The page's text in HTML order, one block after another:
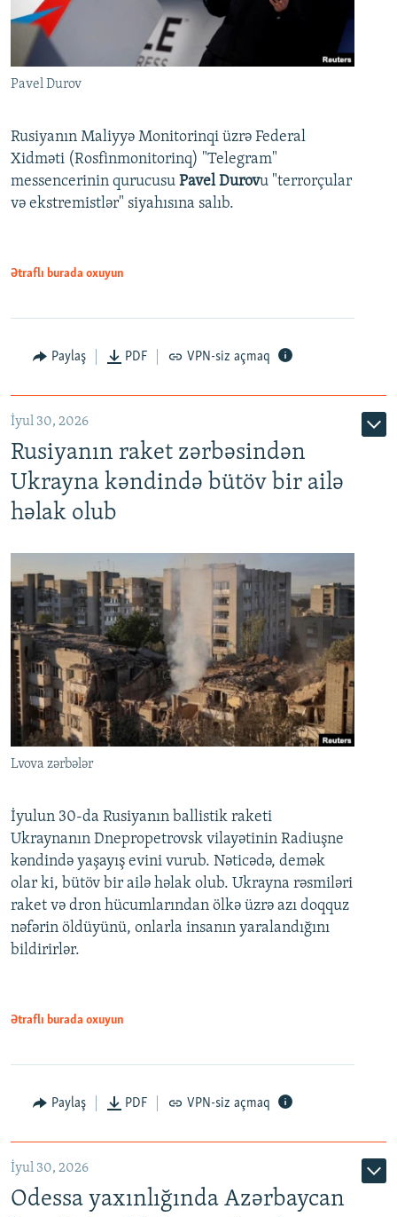
Pavel Durov
Rusiyanın Maliyyə Monitorinqi üzrə Federal
Xidməti (Rosfinmonitorinq) "Telegram"
messencerinin qurucusu Pavel Durovu "terrorçular
və ekstremistlər" siyahısına salıb.
Ətraflı burada oxuyun
Paylaş PDF VPN-siz açmaq
İyul 30, 2026
Rusiyanın raket zərbəsindən
Ukrayna kəndində bütöv bir ailə
həlak olub
Lvova zərbələr
İyulun 30-da Rusiyanın ballistik raketi
Ukraynanın Dnepropetrovsk vilayətinin Radiuşne
kəndində yaşayış evini vurub. Nəticədə, demək
olar ki, bütöv bir ailə həlak olub. Ukrayna rəsmiləri
raket və dron hücumlarından ölkə üzrə azı doqquz
nəfərin öldüyünü, onlarla insanın yaralandığını
bildirirlər.
Ətraflı burada oxuyun
Paylaş PDF VPN-siz açmaq
İyul 30, 2026
Odessa yaxınlığında Azərbaycan